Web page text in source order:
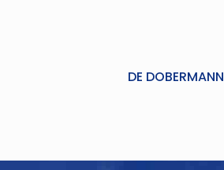
DE DOBERMANN